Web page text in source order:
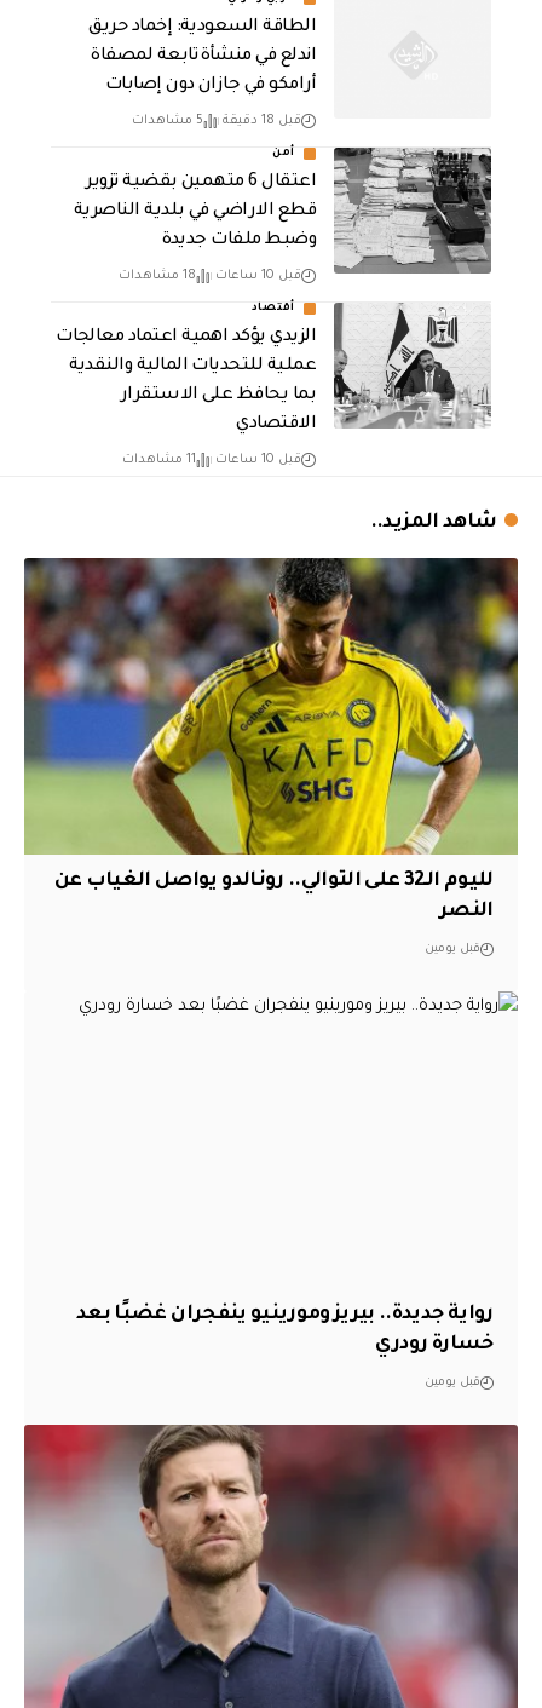
‏الطاقة السعودية: إخماد حريق
اندلع في منشأة تابعة لمصفاة
أرامكو في جازان دون إصابات
قبل 18 دقيقة 5 مشاهدات
أمن
اعتقال 6 متهمين بقضية تزوير
قطع الاراضي في بلدية الناصرية
وضبط ملفات جديدة
قبل 10 ساعات 18 مشاهدات
أقتصاد
الزيدي يؤكد اهمية اعتماد معالجات
عملية للتحديات المالية والنقدية
بما يحافظ على الاستقرار
الاقتصادي
قبل 10 ساعات 11 مشاهدات
شاهد المزيد..
لليوم الـ32 على التوالي.. رونالدو يواصل الغياب عن
النصر
قبل يومين
رواية جديدة.. بيريز ومورينيو ينفجران غضبًا بعد
خسارة رودري
قبل يومين